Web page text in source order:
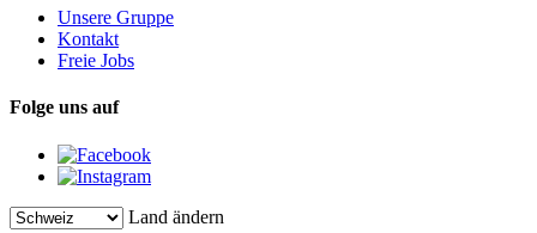
Unsere Gruppe
Kontakt
Freie Jobs
Folge uns auf
Land ändern